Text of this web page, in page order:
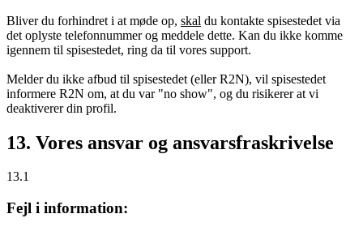
Bliver du forhindret i at møde op, skal du kontakte spisestedet via
det oplyste telefonnummer og meddele dette. Kan du ikke komme
igennem til spisestedet, ring da til vores support.
Melder du ikke afbud til spisestedet (eller R2N), vil spisestedet
informere R2N om, at du var "no show", og du risikerer at vi
deaktiverer din profil.
13. Vores ansvar og ansvarsfraskrivelse
13.1
Fejl i information: